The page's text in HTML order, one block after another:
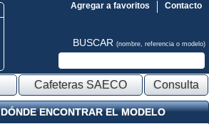
Contacto
Agregar a favoritos
BUSCAR (nombre, referencia o modelo)
Cafeteras SAECO Consulta
DÓNDE ENCONTRAR EL MODELO